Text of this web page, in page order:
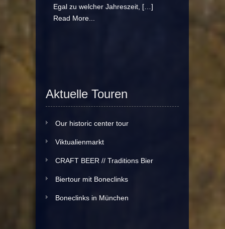
Egal zu welcher Jahreszeit, […]
Read More...
Aktuelle Touren
Our historic center tour
Viktualienmarkt
CRAFT BEER // Traditions Bier
Biertour mit Boneclinks
Boneclinks in München